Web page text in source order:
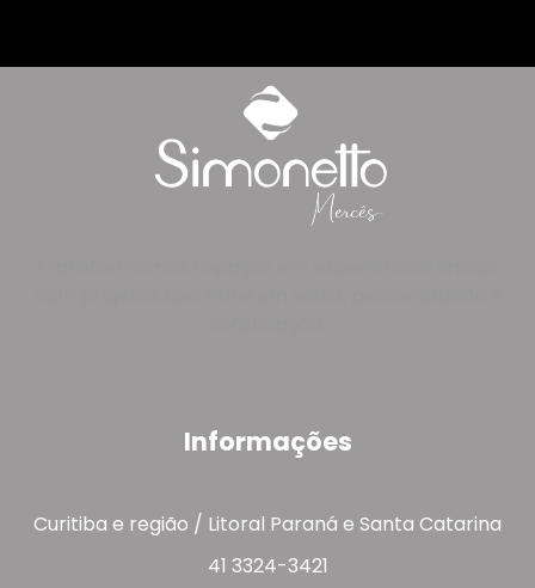
Informações
Curitiba e região / Litoral Paraná e Santa Catarina
41 3324-3421